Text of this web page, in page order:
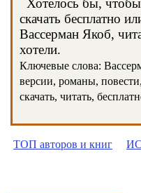
Хотелось бы, чтобы
скачать бесплатно
Вассерман Якоб,
хотели.
Ключевые слова:
версии, романы,
скачать, читать,
ТОП авторов и книг